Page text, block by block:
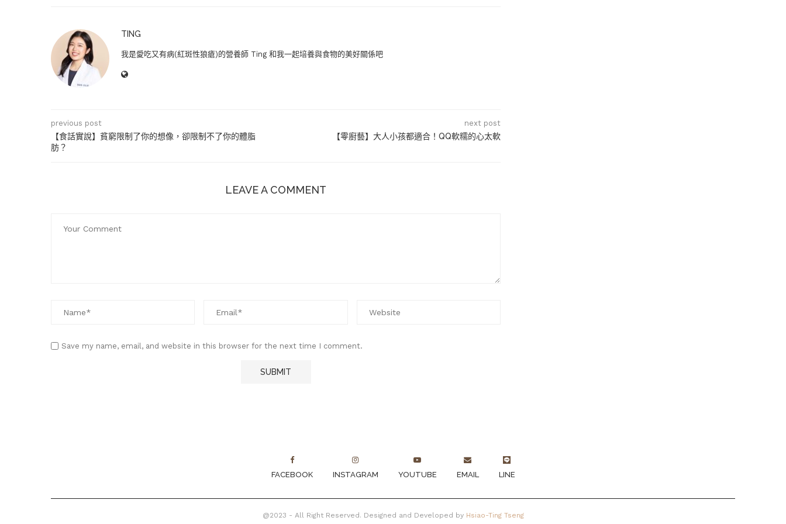
TING
我是愛吃又有病(紅斑性狼瘡)的營養師 Ting 和我一起培養與食物的美好關係吧
previous post
【食話實說】貧窮限制了你的想像，卻限制不了你的體脂
肪？
next post
【零廚藝】大人小孩都適合！QQ軟糯的心太軟
LEAVE A COMMENT
Save my name, email, and website in this browser for the next time I comment.
FACEBOOK INSTAGRAM YOUTUBE EMAIL LINE
@2023 - All Right Reserved. Designed and Developed by Hsiao-Ting Tseng